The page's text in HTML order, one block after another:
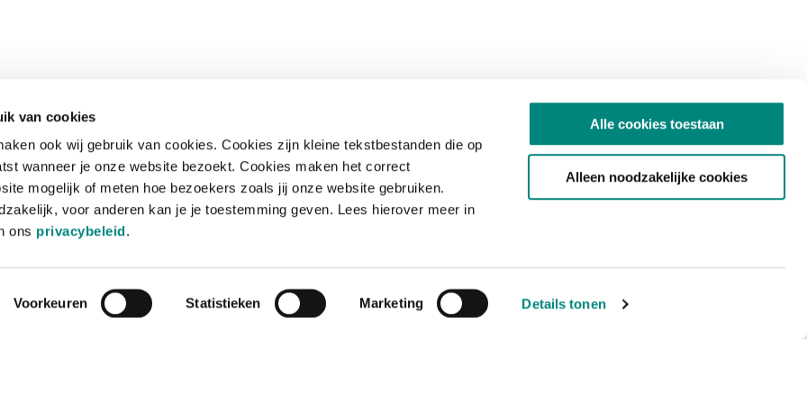
van cookies
ook wij gebruik van cookies. Cookies zijn kleine tekstbestanden die op
wanneer je onze website bezoekt. Cookies maken het correct
mogelijk of meten hoe bezoekers zoals jij onze website gebruiken.
voor anderen kan je je toestemming geven. Lees hierover meer in
ons privacybeleid.
Voorkeuren Statistieken Marketing Details tonen
Alle cookies toestaan
Alleen noodzakelijke cookies